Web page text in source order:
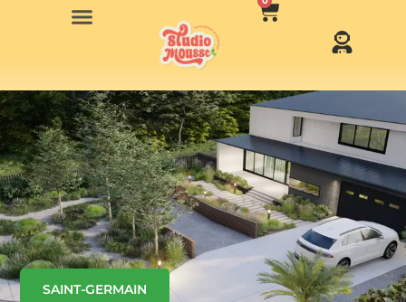
SAINT-GERMAIN